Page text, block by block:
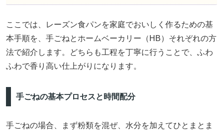
ここでは、レーズン食パンを家庭でおいしく作るための基
本手順を、手ごねとホームベーカリー（HB）それぞれの方
法で紹介します。どちらも工程を丁寧に行うことで、ふわ
ふわで香り高い仕上がりになります。
手ごねの基本プロセスと時間配分
手ごねの場合、まず粉類を混ぜ、水分を加えてひとまとま